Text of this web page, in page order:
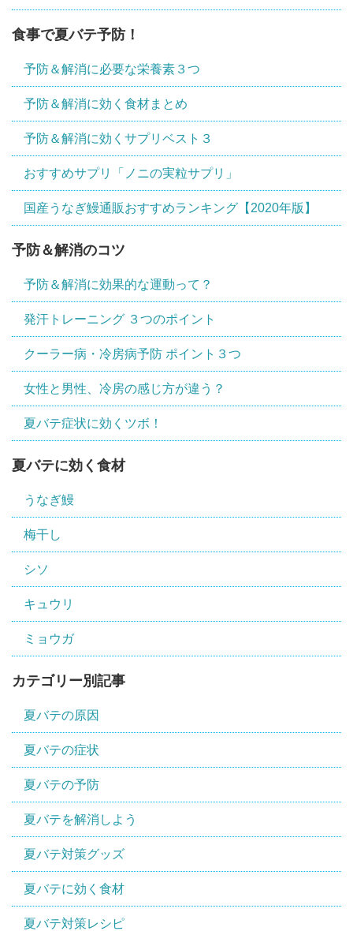
食事で夏バテ予防！
予防＆解消に必要な栄養素３つ
予防＆解消に効く食材まとめ
予防＆解消に効くサプリベスト３
おすすめサプリ「ノニの実粒サプリ」
国産うなぎ鰻通販おすすめランキング【2020年版】
予防＆解消のコツ
予防＆解消に効果的な運動って？
発汗トレーニング ３つのポイント
クーラー病・冷房病予防 ポイント３つ
女性と男性、冷房の感じ方が違う？
夏バテ症状に効くツボ！
夏バテに効く食材
うなぎ鰻
梅干し
シソ
キュウリ
ミョウガ
カテゴリー別記事
夏バテの原因
夏バテの症状
夏バテの予防
夏バテを解消しよう
夏バテ対策グッズ
夏バテに効く食材
夏バテ対策レシピ